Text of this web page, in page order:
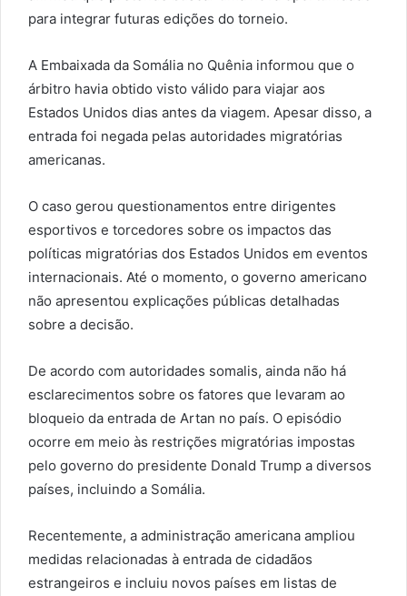
para integrar futuras edições do torneio.
A Embaixada da Somália no Quênia informou que o
árbitro havia obtido visto válido para viajar aos
Estados Unidos dias antes da viagem. Apesar disso, a
entrada foi negada pelas autoridades migratórias
americanas.
O caso gerou questionamentos entre dirigentes
esportivos e torcedores sobre os impactos das
políticas migratórias dos Estados Unidos em eventos
internacionais. Até o momento, o governo americano
não apresentou explicações públicas detalhadas
sobre a decisão.
De acordo com autoridades somalis, ainda não há
esclarecimentos sobre os fatores que levaram ao
bloqueio da entrada de Artan no país. O episódio
ocorre em meio às restrições migratórias impostas
pelo governo do presidente Donald Trump a diversos
países, incluindo a Somália.
Recentemente, a administração americana ampliou
medidas relacionadas à entrada de cidadãos
estrangeiros e incluiu novos países em listas de